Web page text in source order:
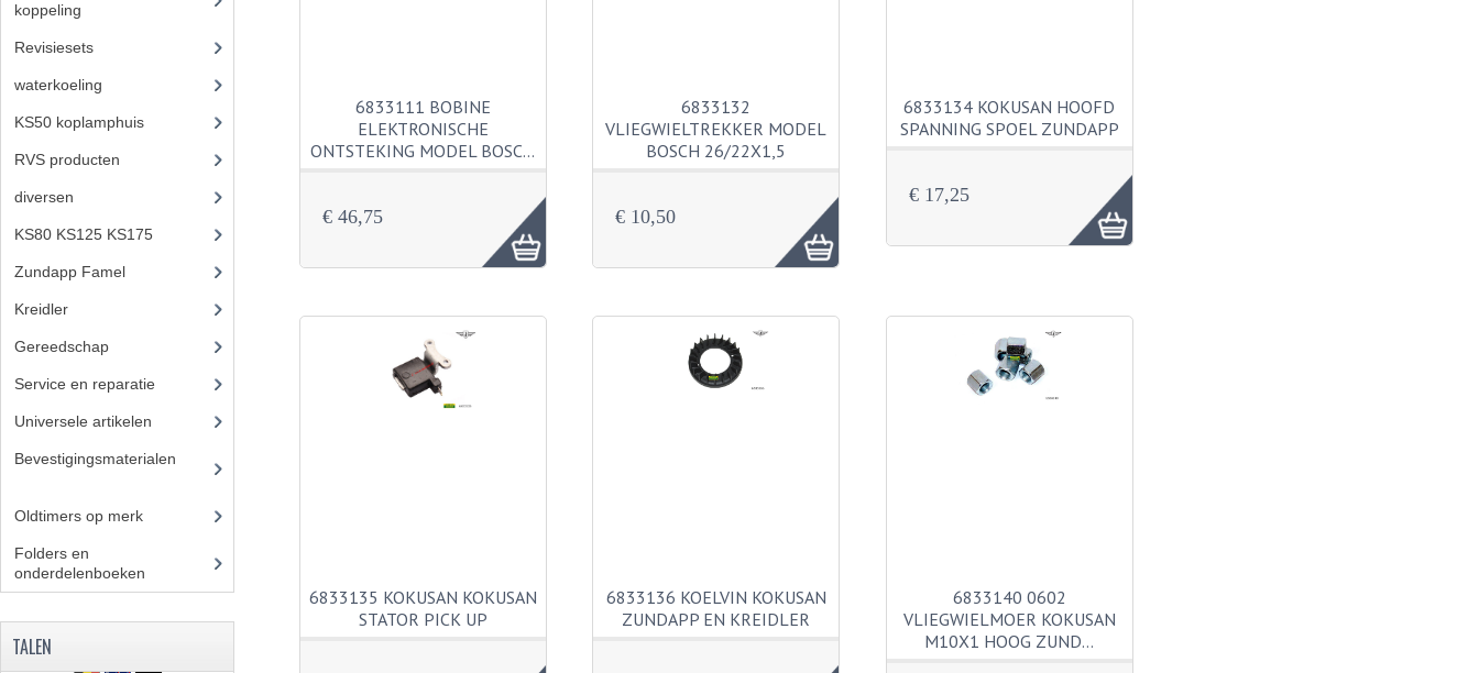
6833111 BOBINE
ELEKTRONISCHE
ONTSTEKING MODEL BOSC…
€ 46,75
6833132
VLIEGWIELTREKKER MODEL
BOSCH 26/22X1,5
€ 10,50
6833134 KOKUSAN HOOFD
SPANNING SPOEL ZUNDAPP
€ 17,25
6833135 KOKUSAN KOKUSAN
STATOR PICK UP
6833136 KOELVIN KOKUSAN
ZUNDAPP EN KREIDLER
6833140 0602
VLIEGWIELMOER KOKUSAN
M10X1 HOOG ZUND…
koppeling
Revisiesets
waterkoeling
KS50 koplamphuis
RVS producten
diversen
KS80 KS125 KS175
Zundapp Famel
Kreidler
Gereedschap
Service en reparatie
Universele artikelen
Bevestigingsmaterialen
Oldtimers op merk
Folders en
onderdelenboeken
TALEN